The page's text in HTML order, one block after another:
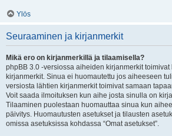
Ylös
Seuraaminen ja kirjanmerkit
Mikä ero on kirjanmerkillä ja tilaamisella?
phpBB 3.0 -versiossa aiheiden kirjanmerkit
kirjanmerkit. Sinua ei huomautettu jos aiheeseen
versiosta lähtien kirjanmerkit toimivat samaan
Voit saada ilmoituksen kun aihe josta sinulla on
Tilaaminen puolestaan huomauttaa sinua kun
päivitys. Huomautusten asetukset ja tilausten
omissa asetuksissa kohdassa “Omat asetukset”.